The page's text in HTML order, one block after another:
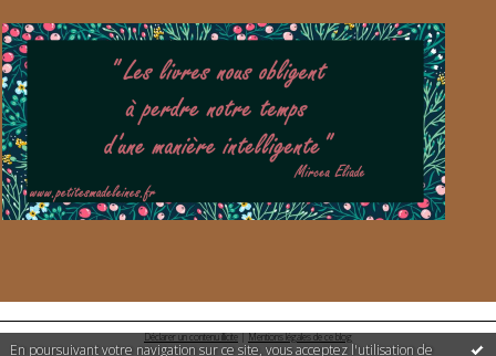
En poursuivant votre navigation sur ce site, vous acceptez l'utilisation de
Déclarer un contenu illicite|Mentions légales de ce blog